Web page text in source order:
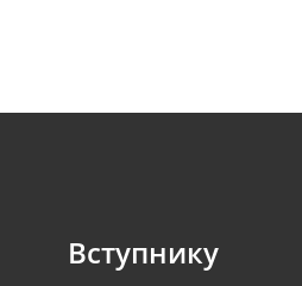
Вступнику